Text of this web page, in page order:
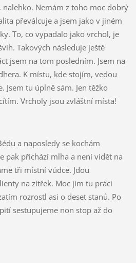
nalehko. Nemám z toho moc dobrý
převálcuje a jsem jako v jiném
To, co vypadalo jako vrchol, je
Takových následuje ještě
jsem na tom posledním. Jsem na
K místu, kde stojím, vedou
Jsem tu úplně sám. Jen těžko
Vrcholy jsou zvláštní místa!
a naposledy se kochám
pak přichází mlha a není vidět na
tři místní vůdce. Jdou
na zítřek. Moc jim tu práci
rozrostl asi o deset stanů. Po
sestupujeme non stop až do